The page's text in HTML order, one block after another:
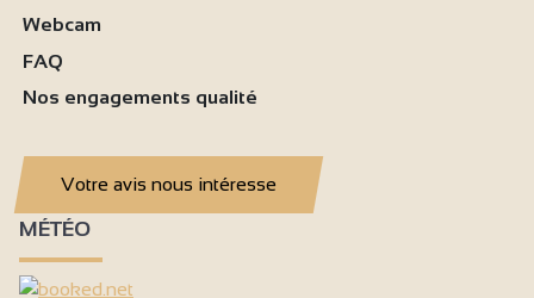
Webcam
FAQ
Nos engagements qualité
Votre avis nous intéresse
MÉTÉO